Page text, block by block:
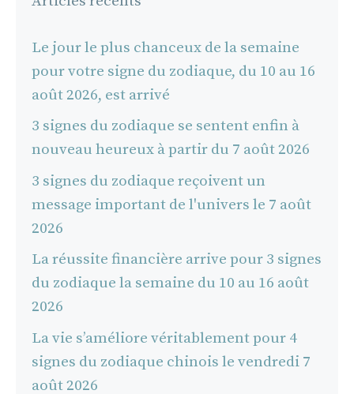
Le jour le plus chanceux de la semaine
pour votre signe du zodiaque, du 10 au 16
août 2026, est arrivé
3 signes du zodiaque se sentent enfin à
nouveau heureux à partir du 7 août 2026
3 signes du zodiaque reçoivent un
message important de l'univers le 7 août
2026
La réussite financière arrive pour 3 signes
du zodiaque la semaine du 10 au 16 août
2026
La vie s’améliore véritablement pour 4
signes du zodiaque chinois le vendredi 7
août 2026